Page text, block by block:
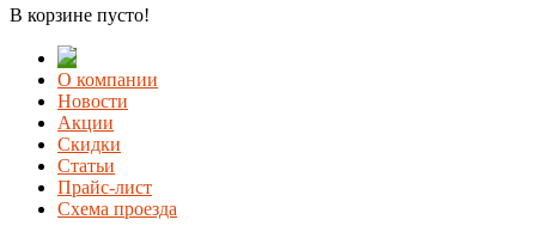
В корзине пусто!
О компании
Новости
Акции
Скидки
Статьи
Прайс-лист
Схема проезда